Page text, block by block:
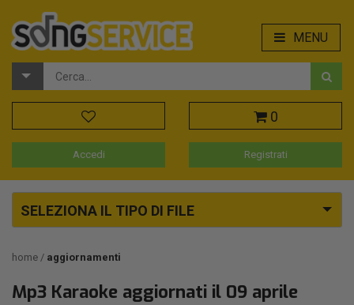
MENU
0
Accedi Registrati
SELEZIONA IL TIPO DI FILE
home aggiornamenti
Mp3 Karaoke aggiornati il 09 aprile